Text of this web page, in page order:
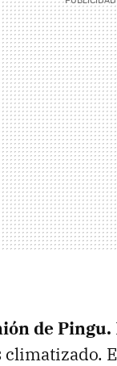
de Pingu.
climatizado.